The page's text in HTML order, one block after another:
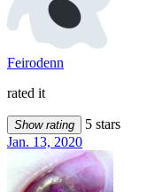
Feirodenn
rated it
Show rating
5 stars
Jan. 13, 2020